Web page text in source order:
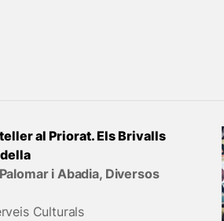
al Priorat. Els Brivalls
i Abadia, Diversos
Culturals